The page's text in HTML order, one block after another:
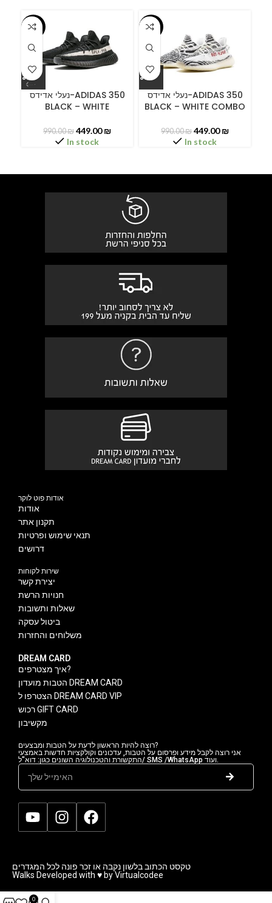
-55%
נעלי אדידס-ADIDAS 350
BLACK – WHITE
990.00₪ 449.00₪
In stock
-55%
נעלי אדידס-ADIDAS 350
BLACK – WHITE COMBO
990.00₪ 449.00₪
In stock
אודות פוט לוקר
אודות
תקנון אתר
תנאי שימוש ופרטיות
דרושים
שירות לקוחות
יצירת קשר
חנויות הרשת
שאלות ותשובות
ביטול עסקה
משלוחים והחזרות
DREAM CARD
איך מצטרפים?
הטבות מועדון DREAM CARD
הצטרפו ל DREAM CARD VIP
רכוש GIFT CARD
מקשיבון
רוצה להיות הראשון לדעת על הטבות ומבצעים?
אני רוצה לקבל מידע ופרסום על הטבות, עדכונים וקולקציות חדשות באמצעי
התקשורת והטכנולוגיה השונים כגון: דוא"ל/ SMS /WhatsApp ועוד.
טקסט הכתוב בלשון נקבה או זכר פונה לכל המגדרים
Walks Developed with ♥ by Virtualcodee
0